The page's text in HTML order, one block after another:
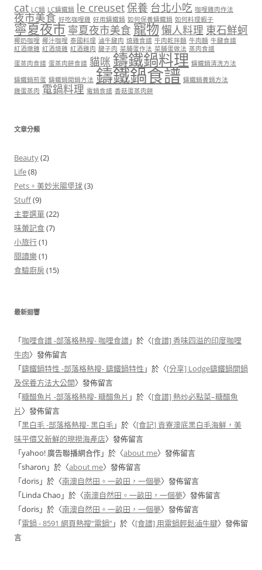
cat LC鍋 LC鑄鐵鍋 le creuset保養 台北小吃 咖哩雞肉作法
夜市美食 好吃咖哩雞 好用鑄鐵鍋 如何保養鑄鐵鍋 如何料理蝦子
寧夏夜市 寧夏夜市美食 寵物懶人料理 東石鮮蚵
椰奶咖哩 椰汁咖哩 泰國料理 滷牛腱肉 燒雞食譜 牛肉乾拌麵 牛肉麵 牛腱食譜
紅酒燉雞 紅酒燒雞 紅酒雞肉 腱子肉 菜脯蛋作法 菜脯蛋做法 蒸肉食譜
蛋蒸肉食譜 蛋蒸肉餅食譜 貓咪 鑄鐵鍋料理 鑄鐵鍋清洗方法
鑄鐵鍋煎蛋 鑄鐵鍋開鍋方法 鑄鐵鍋食譜 鑄鐵鍋養鍋方法
雞蛋蒸肉 電鍋料理 電鍋食譜 香菇蛋蒸肉餅
文章分類
Beauty(2)
Life(8)
Pets。美妙米腸堡球(3)
Stuff(9)
主要選單(22)
味蕾記食(7)
小旅行(1)
閱讀樂(1)
食驗廚房(15)
最新迴響
「咖哩食譜 -部落格熱搜- 咖哩食譜」於〈[食譜] 香味四溢的印度咖哩
牛肉〉發佈留言
「鑄鐵鍋特性 -部落格熱搜- 鑄鐵鍋特性 」於〈[分享] Lodge鑄鐵鍋開鍋
及保養方法大公開〉發佈留言
「糖醋魚片 -部落格熱搜- 糖醋魚片 」於〈[食譜] 熱炒必點菜–糖醋魚
片 〉發佈留言
「黑白毛 -部落格熱搜- 黑白毛」於〈[食記] 貢寮澳底黑白毛海鮮，美
味平價又新鮮的現撈海產店〉發佈留言
「yahoo! 廣告聯播網合作」於〈about me〉發佈留言
「sharon 」於〈about me〉發佈留言
「doris」於〈南澳自然田。一畝田，一個夢〉發佈留言
「Linda Chao 」於〈南澳自然田。一畝田，一個夢〉發佈留言
「doris」於〈南澳自然田。一畝田，一個夢〉發佈留言
「電鍋 - 8591 網頁熱搜“電鍋”」於〈[食譜] 用電鍋輕鬆滷牛腱〉發佈留
言